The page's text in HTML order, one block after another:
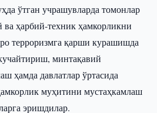
ўтган учрашувларда томонлар
ва ҳарбий-техник ҳамкорликни
терроризмга қарши курашишда
минтақавий
ҳамда давлатлар ўртасида
муҳитини мустаҳкамлаш
эришдилар.